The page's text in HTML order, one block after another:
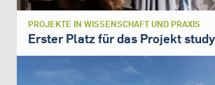
PROJEKTE IN WISSENSCHAFT UND PRAXIS
Erster Platz für das Projekt